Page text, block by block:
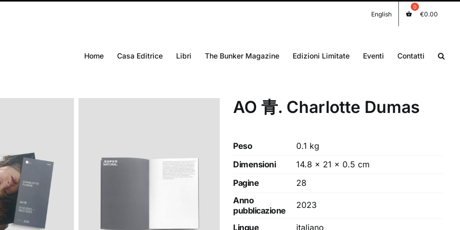
English €0.00
Home Casa Editrice Libri The Bunker Magazine Edizioni Limitate Eventi Contatti
AO 青. Charlotte Dumas
Peso
0.1 kg
Dimensioni
14.8 × 21 × 0.5 cm
Pagine
28
Anno
pubblicazione
2023
Lingue
italiano